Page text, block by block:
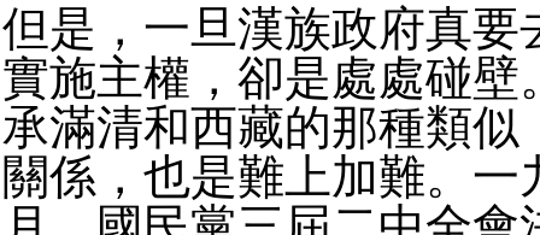
但是，一旦漢族政府真要
實施主權，卻是處處碰壁
承滿清和西藏的那種類似
關係，也是難上加難。一